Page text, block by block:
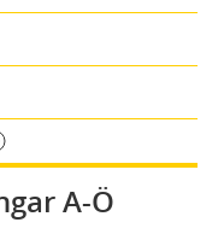
A-Ö